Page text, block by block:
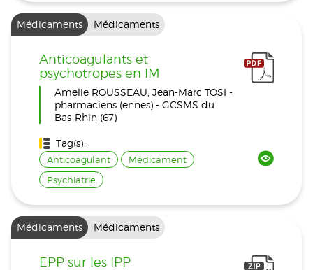
Médicaments Médicaments
Anticoagulants et
psychotropes en IM
Amelie ROUSSEAU, Jean-Marc TOSI -
pharmaciens (ennes) - GCSMS du
Bas-Rhin (67)
Tag(s) :
Anticoagulant
Médicament
Psychiatrie
Médicaments Médicaments
EPP sur les IPP